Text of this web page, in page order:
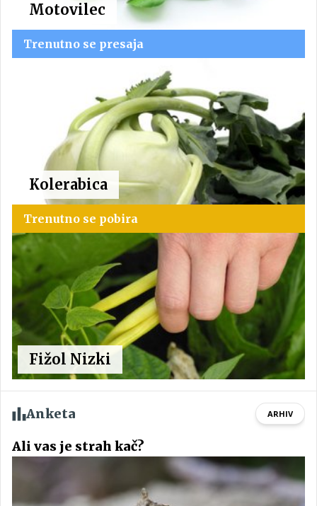
Motovilec
Trenutno se presaja
Kolerabica
Trenutno se pobira
Fižol Nizki
Anketa ARHIV
Ali vas je strah kač?